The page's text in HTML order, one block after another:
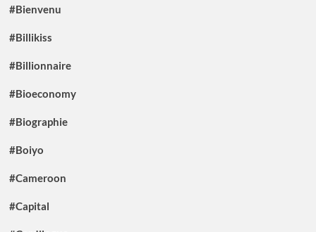
#Bienvenu
#Billikiss
#Billionnaire
#Bioeconomy
#Biographie
#Boiyo
#Cameroon
#Capital